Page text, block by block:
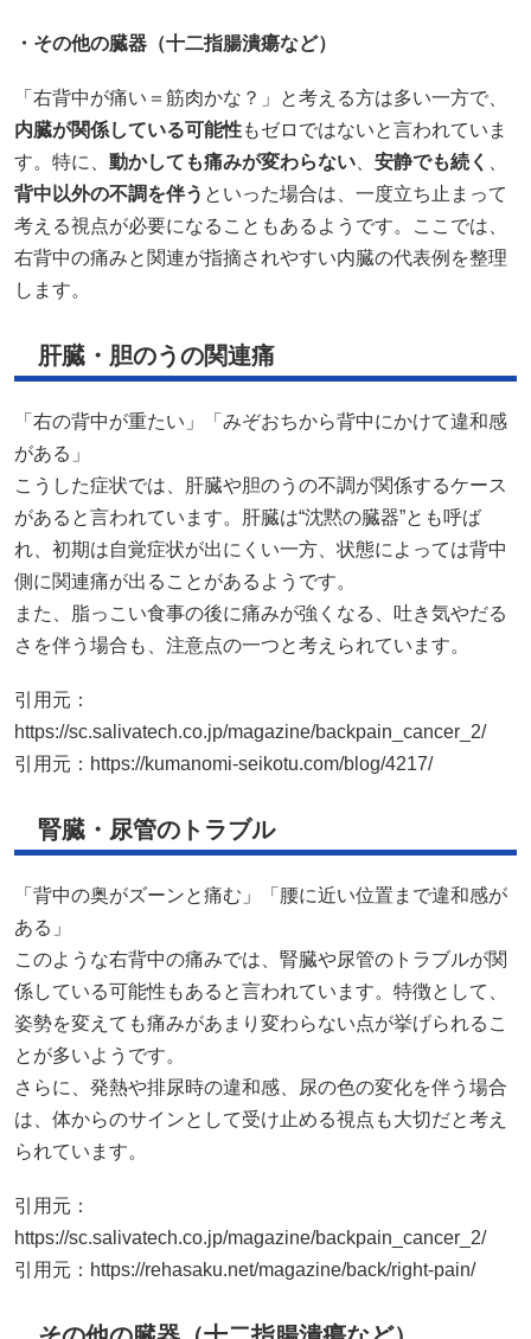
・その他の臓器（十二指腸潰瘍など）
「右背中が痛い＝筋肉かな？」と考える方は多い一方で、
内臓が関係している可能性もゼロではないと言われていま
す。特に、 動かしても痛みが変わらない 安静でも続く
背中以外の不調を伴う といった場合は、一度立ち止まって
考える視点が必要になることもあるようです。ここでは、
右背中の痛みと関連が指摘されやすい内臓の代表例を整理
します。
肝臓・胆のうの関連痛
「右の背中が重たい」「みぞおちから背中にかけて違和感
がある」
こうした症状では、肝臓や胆のうの不調が関係するケース
があると言われています。肝臓は“沈黙の臓器”とも呼ば
れ、初期は自覚症状が出にくい一方、状態によっては背中
側に関連痛が出ることがあるようです。
また、脂っこい食事の後に痛みが強くなる、吐き気やだる
さを伴う場合も、注意点の一つと考えられています。
引用元：
https://sc.salivatech.co.jp/magazine/backpain_cancer_2/
引用元： https://kumanomi-seikotu.com/blog/4217/
腎臓・尿管のトラブル
「背中の奥がズーンと痛む」「腰に近い位置まで違和感が
ある」
このような右背中の痛みでは、腎臓や尿管のトラブルが関
係している可能性もあると言われています。特徴として、
姿勢を変えても痛みがあまり変わらない点が挙げられるこ
とが多いようです。
さらに、発熱や排尿時の違和感、尿の色の変化を伴う場合
は、体からのサインとして受け止める視点も大切だと考え
られています。
引用元：
https://sc.salivatech.co.jp/magazine/backpain_cancer_2/
引用元： https://rehasaku.net/magazine/back/right-pain/